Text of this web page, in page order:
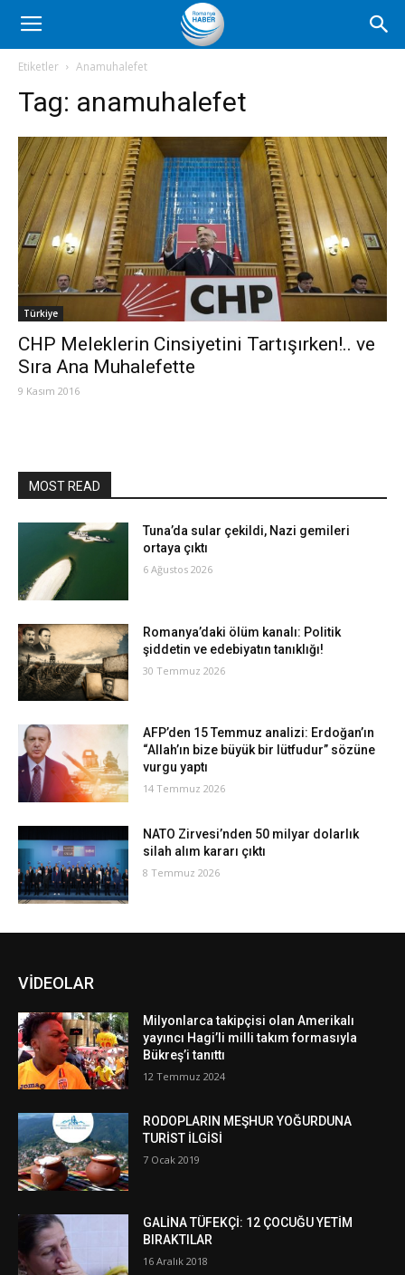
Romanya
Haber
Etiketler Anamuhalefet
Tag: anamuhalefet
Türkiye
CHP Meleklerin Cinsiyetini Tartışırken!.. ve
Sıra Ana Muhalefette
9 Kasım 2016
MOST READ
Tuna’da sular çekildi, Nazi gemileri
ortaya çıktı
6 Ağustos 2026
Romanya’daki ölüm kanalı: Politik
şiddetin ve edebiyatın tanıklığı!
30 Temmuz 2026
AFP’den 15 Temmuz analizi: Erdoğan’ın
“Allah’ın bize büyük bir lütfudur” sözüne
vurgu yaptı
14 Temmuz 2026
NATO Zirvesi’nden 50 milyar dolarlık
silah alım kararı çıktı
8 Temmuz 2026
VİDEOLAR
Milyonlarca takipçisi olan Amerikalı
yayıncı Hagi’li milli takım formasıyla
Bükreş’i tanıttı
12 Temmuz 2024
RODOPLARIN MEŞHUR YOĞURDUNA
TURİST İLGİSİ
7 Ocak 2019
GALİNA TÜFEKÇİ: 12 ÇOCUĞU YETİM
BIRAKTILAR
16 Aralık 2018